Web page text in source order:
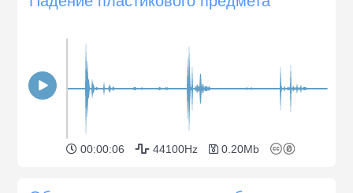
00:00:06 44100Hz 0.20Mb